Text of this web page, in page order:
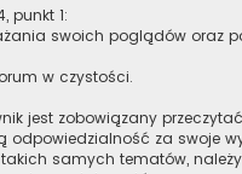
punkt 1:
swoich poglądów oraz
w czystości.
jest zobowiązany
odpowiedzialność za swoje
samych tematów,